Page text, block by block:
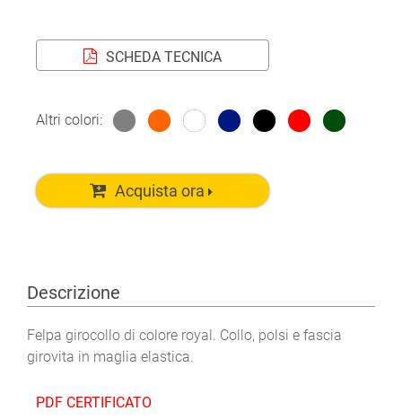
SCHEDA TECNICA
Altri colori:
Acquista ora
Descrizione
Felpa girocollo di colore royal. Collo, polsi e fascia
girovita in maglia elastica.
PDF CERTIFICATO